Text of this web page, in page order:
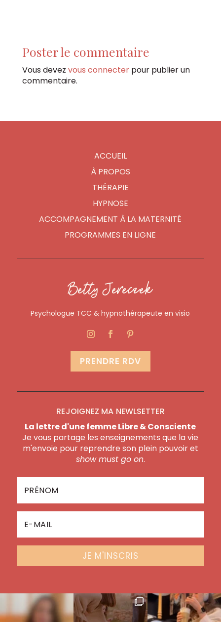
Poster le commentaire
Vous devez vous connecterpour publier un
commentaire.
ACCUEIL
À PROPOS
THÉRAPIE
HYPNOSE
ACCOMPAGNEMENT À LA MATERNITÉ
PROGRAMMES EN LIGNE
Betty Jereczek
Psychologue TCC & hypnothérapeute en visio
PRENDRE RDV
REJOIGNEZ MA NEWLSETTER
La lettre d'une femme Libre & Consciente
Je vous partage les enseignements que la vie
m'envoie pour reprendre son plein pouvoir et
show must go on.
JE M'INSCRIS